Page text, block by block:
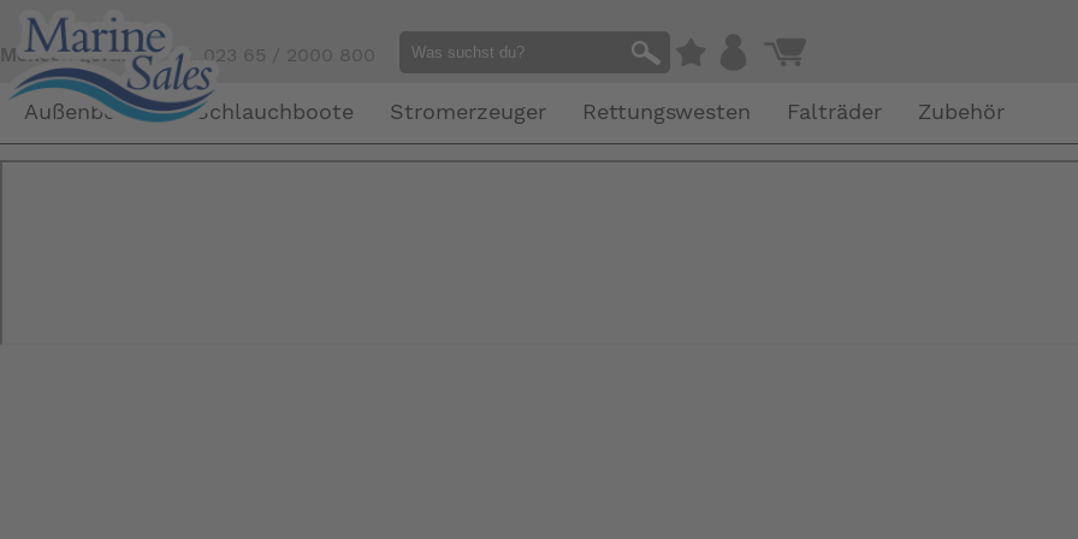
Mensch gefällig?Tel. 023 65 / 2000 800
Außenborder Schlauchboote Stromerzeuger Rettungswesten Falträder Zubehör